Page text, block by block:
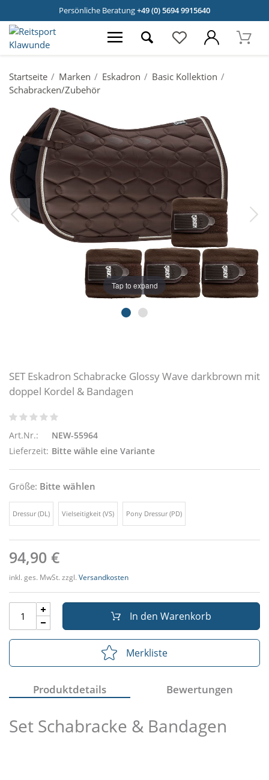
Persönliche Beratung+49 (0) 5694 9915640
Startseite Marken Eskadron
Basic Kollektion
Schabracken/Zubehör
Tap to expand
SET Eskadron Schabracke Glossy Wave darkbrown mit
doppel Kordel & Bandagen
Art.Nr.:
NEW-55964
Lieferzeit: Bitte wähle eine Variante
Größe: Bitte wählen
Dressur (DL) Vielseitigkeit (VS) Pony Dressur (PD)
94,90 €
inkl. ges. MwSt. zzgl. Versandkosten
In den Warenkorb
Merkliste
Produktdetails Bewertungen
Set Schabracke & Bandagen